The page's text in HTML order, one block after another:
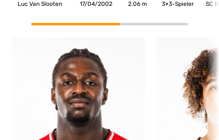
Luc Van Slooten 17/04/2002 2.06 m 3×3-Spieler SC